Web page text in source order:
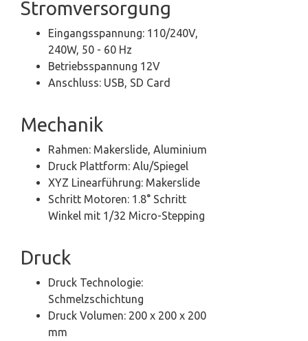
Stromversorgung
Eingangsspannung: 110/240V,
240W, 50 - 60 Hz
Betriebsspannung 12V
Anschluss: USB, SD Card
Mechanik
Rahmen: Makerslide, Aluminium
Druck Plattform: Alu/Spiegel
XYZ Linearführung: Makerslide
Schritt Motoren: 1.8° Schritt
Winkel mit 1/32 Micro-Stepping
Druck
Druck Technologie:
Schmelzschichtung
Druck Volumen: 200 x 200 x 200
mm